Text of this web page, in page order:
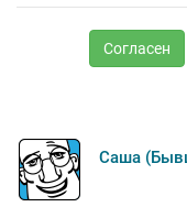
Согласен
Саша